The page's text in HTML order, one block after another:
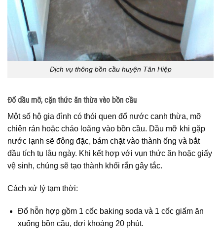
Dịch vụ thông bồn cầu huyện Tân Hiệp
Đổ dầu mỡ, cặn thức ăn thừa vào bồn cầu
Một số hộ gia đình có thói quen đổ nước canh thừa, mỡ
chiên rán hoặc cháo loãng vào bồn cầu. Dầu mỡ khi gặp
nước lạnh sẽ đông đặc, bám chặt vào thành ống và bắt
đầu tích tụ lâu ngày. Khi kết hợp với vụn thức ăn hoặc giấy
vệ sinh, chúng sẽ tạo thành khối rắn gây tắc.
Cách xử lý tạm thời:
Đổ hỗn hợp gồm 1 cốc baking soda và 1 cốc giấm ăn
xuống bồn cầu, đợi khoảng 20 phút.